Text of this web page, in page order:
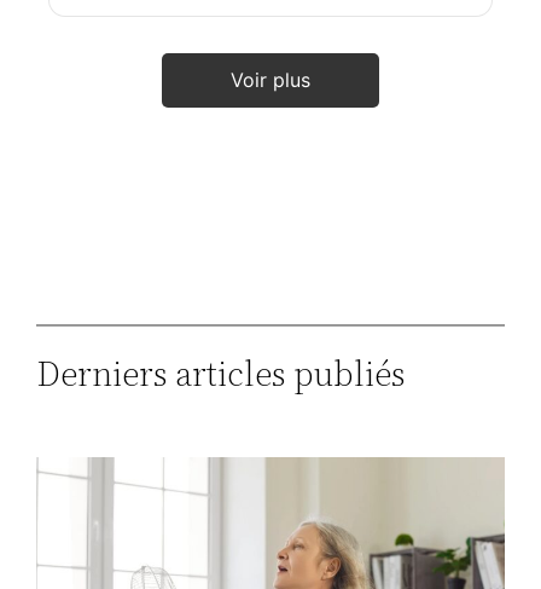
Voir plus
Derniers articles publiés